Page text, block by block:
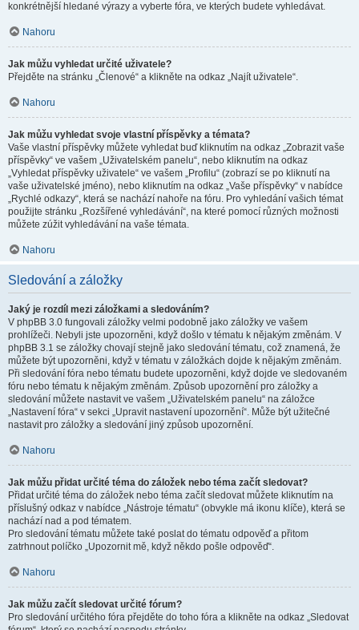
konkrétnější hledané výrazy a vyberte fóra, ve kterých budete vyhledávat.
Nahoru
Jak můžu vyhledat určité uživatele?
Přejděte na stránku „Členové“ a klikněte na odkaz „Najít uživatele“.
Nahoru
Jak můžu vyhledat svoje vlastní příspěvky a témata?
Vaše vlastní příspěvky můžete vyhledat buď kliknutím na odkaz „Zobrazit vaše
příspěvky“ ve vašem „Uživatelském panelu“, nebo kliknutím na odkaz
„Vyhledat příspěvky uživatele“ ve vašem „Profilu“ (zobrazí se po kliknutí na
vaše uživatelské jméno), nebo kliknutím na odkaz „Vaše příspěvky“ v nabídce
„Rychlé odkazy“, která se nachází nahoře na fóru. Pro vyhledání vašich témat
použijte stránku „Rozšířené vyhledávání“, na které pomocí různých možnosti
můžete zúžit vyhledávání na vaše témata.
Nahoru
Sledování a záložky
Jaký je rozdíl mezi záložkami a sledováním?
V phpBB 3.0 fungovali záložky velmi podobně jako záložky ve vašem
prohlížeči. Nebyli jste upozorněni, když došlo v tématu k nějakým změnám. V
phpBB 3.1 se záložky chovají stejně jako sledování tématu, což znamená, že
můžete být upozorněni, když v tématu v záložkách dojde k nějakým změnám.
Při sledování fóra nebo tématu budete upozorněni, když dojde ve sledovaném
fóru nebo tématu k nějakým změnám. Způsob upozornění pro záložky a
sledování můžete nastavit ve vašem „Uživatelském panelu“ na záložce
„Nastavení fóra“ v sekci „Upravit nastavení upozornění“. Může být užitečné
nastavit pro záložky a sledování jiný způsob upozornění.
Nahoru
Jak můžu přidat určité téma do záložek nebo téma začít sledovat?
Přidat určité téma do záložek nebo téma začít sledovat můžete kliknutím na
příslušný odkaz v nabídce „Nástroje tématu“ (obvykle má ikonu klíče), která se
nachází nad a pod tématem.
Pro sledování tématu můžete také poslat do tématu odpověď a přitom
zatrhnout políčko „Upozornit mě, když někdo pošle odpověď“.
Nahoru
Jak můžu začít sledovat určité fórum?
Pro sledování určitého fóra přejděte do toho fóra a klikněte na odkaz „Sledovat